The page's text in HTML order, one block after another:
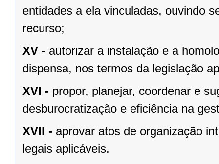
entidades a ela vinculadas, ouvindo
recurso;
XV - autorizar a instalação e a
dispensa, nos termos da legislação
XVI - propor, planejar, coordenar e
desburocratização e eficiência na
XVII - aprovar atos de organização
legais aplicáveis.